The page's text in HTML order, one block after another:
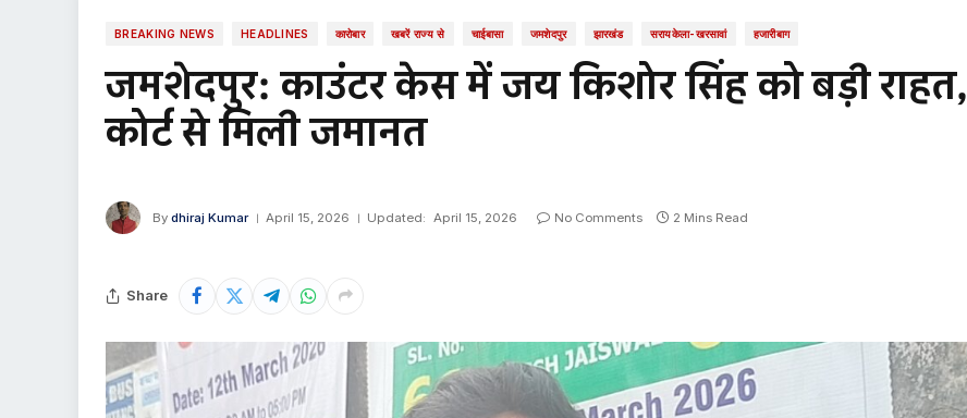
BREAKING NEWS HEADLINES कारोबार खबरें राज्य से चाईबासा जमशेदपुर झारखंड सरायकेला-खरसावां हजारीबाग
जमशेदपुर: काउंटर केस में जय किशोर सिंह को बड़ी राहत,
कोर्ट से मिली जमानत
By dhiraj Kumar April 15, 2026 Updated: April 15, 2026 No Comments 2 Mins Read
Share